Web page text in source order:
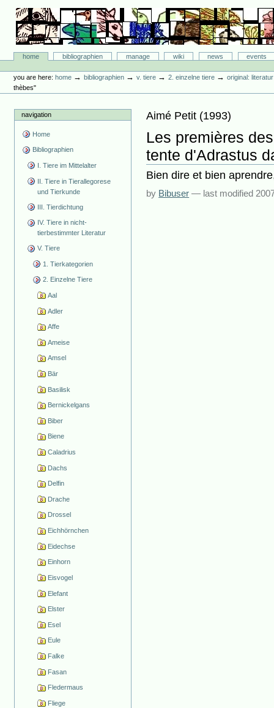
content.
navigation
Bibliographie-Portal
Sectionshome bibliographien manage wiki news
events
tools
you are here: home →bibliographien →v. tiere →2. einzelne tiere →original:
thèbes"
navigation
Home
Bibliographien
I. Tiere im Mittelalter
II. Tiere in Tierallegorese
und Tierkunde
III. Tierdichtung
IV. Tiere in nicht-
tierbestimmter Literatur
V. Tiere
1. Tierkategorien
2. Einzelne Tiere
Aal
Adler
Affe
Ameise
Amsel
Bär
Basilisk
Bernickelgans
Biber
Biene
Caladrius
Dachs
Delfin
Drache
Drossel
Eichhörnchen
Eidechse
Einhorn
Eisvogel
Elefant
Elster
Esel
Eule
Falke
Fasan
Fledermaus
Fliege
Aimé Petit (1993)
Les premières
tente d'Adrastus
Bien dire et bien
by Bibuser — last modified